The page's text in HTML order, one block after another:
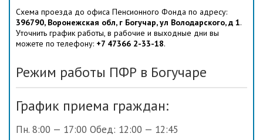
Схема проезда до офиса Пенсионного Фонда по адресу:
396790, Воронежская обл, г Богучар, ул Володарского, д 1.
Уточнить график работы, в рабочие и выходные дни вы
можете по телефону: +7 47366 2-33-18.
Режим работы ПФР в Богучаре
График приема граждан:
Пн. 8:00 — 17:00 Обед: 12:00 — 12:45